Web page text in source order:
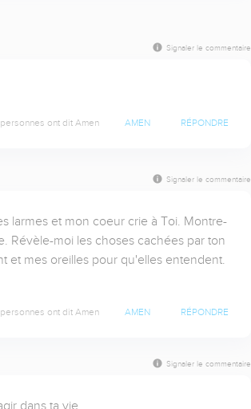
Signaler le commentaire
ont dit Amen AMEN RÉPONDRE
Signaler le commentaire
larmes et mon coeur crie à Toi. Montre-
Révèle-moi les choses cachées par ton
et mes oreilles pour qu'elles entendent.
ont dit Amen AMEN RÉPONDRE
Signaler le commentaire
dans ta vie .